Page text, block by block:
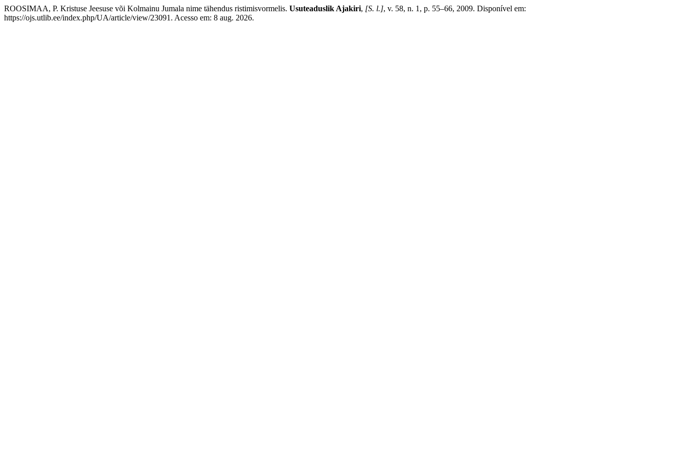
ROOSIMAA, P. Kristuse Jeesuse või Kolmainu Jumala nime tähendus ristimisvormelis. Usuteaduslik Ajakiri, [S. l.], v. 58, n. 1, p. 55–66, 2009. Disponível em:
https://ojs.utlib.ee/index.php/UA/article/view/23091. Acesso em: 8 aug. 2026.